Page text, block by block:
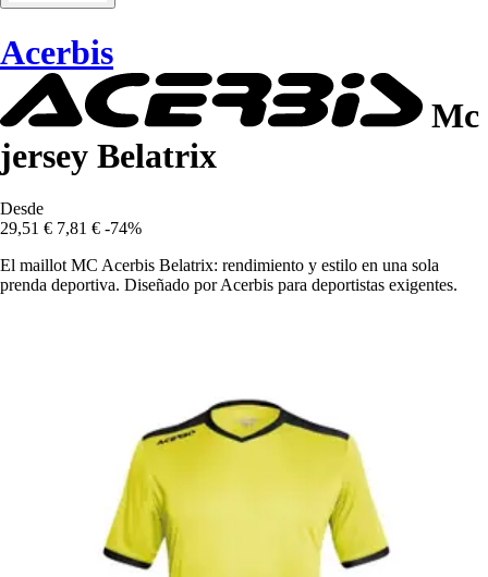
Acerbis
Mc
jersey Belatrix
Desde
29,51 € 7,81 € -74%
El maillot MC Acerbis Belatrix: rendimiento y estilo en una sola
prenda deportiva. Diseñado por Acerbis para deportistas exigentes.